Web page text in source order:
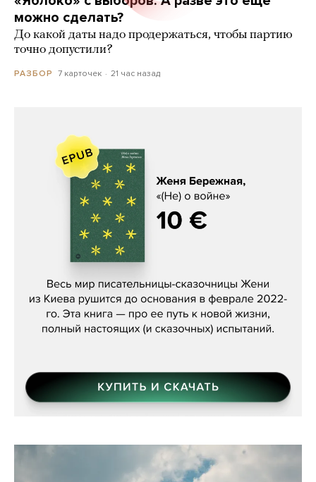
можно сделать?
До какой даты надо продержаться, чтобы партию
точно допустили?
РАЗБОР 7 карточек 21 час назад
Женя Бережная, «(Не) о войне»